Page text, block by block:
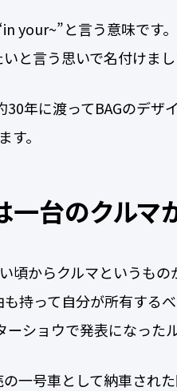
your~”と言う意味です
と言う思いで名付けまし
30年に渡ってBAGのデ
す。
一台のクルマ
頃からクルマというもの
持って自分が所有する
ショウで発表になった
一号車として納車され